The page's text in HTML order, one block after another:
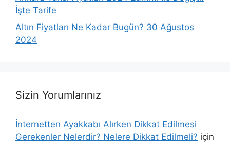
İşte Tarife
Altın Fiyatları Ne Kadar Bugün? 30 Ağustos
2024
Sizin Yorumlarınız
İnternetten Ayakkabı Alırken Dikkat Edilmesi
Gerekenler Nelerdir? Nelere Dikkat Edilmeli? için